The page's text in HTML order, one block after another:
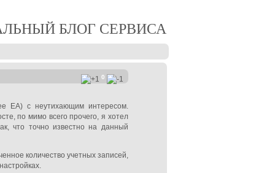
БЛОГ СЕРВИСА
0
ЕА) с неутихающим интересом.
по мимо всего прочего, я хотел
что точно известно на данный
количество учетных записей,